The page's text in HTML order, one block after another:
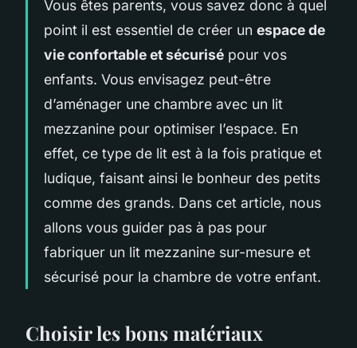
Vous êtes parents, vous savez donc à quel
point il est essentiel de créer un espace de
vie confortable et sécurisé pour vos
enfants. Vous envisagez peut-être
d’aménager une chambre avec un lit
mezzanine pour optimiser l’espace. En
effet, ce type de lit est à la fois pratique et
ludique, faisant ainsi le bonheur des petits
comme des grands. Dans cet article, nous
allons vous guider pas à pas pour
fabriquer un lit mezzanine sur-mesure et
sécurisé pour la chambre de votre enfant.
Choisir les bons matériaux